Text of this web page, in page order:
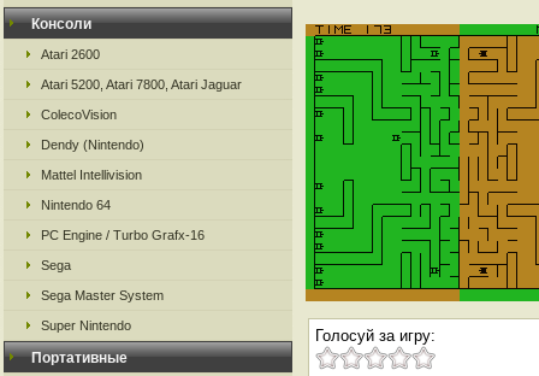
Консоли
Atari 2600
Atari 5200, Atari 7800, Atari Jaguar
ColecoVision
Dendy (Nintendo)
Mattel Intellivision
Nintendo 64
PC Engine / Turbo Grafx-16
Sega
Sega Master System
Super Nintendo
Портативные
Голосуй за игру: